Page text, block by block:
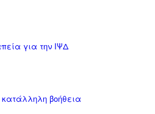
για την ΙΨΔ
βοήθεια